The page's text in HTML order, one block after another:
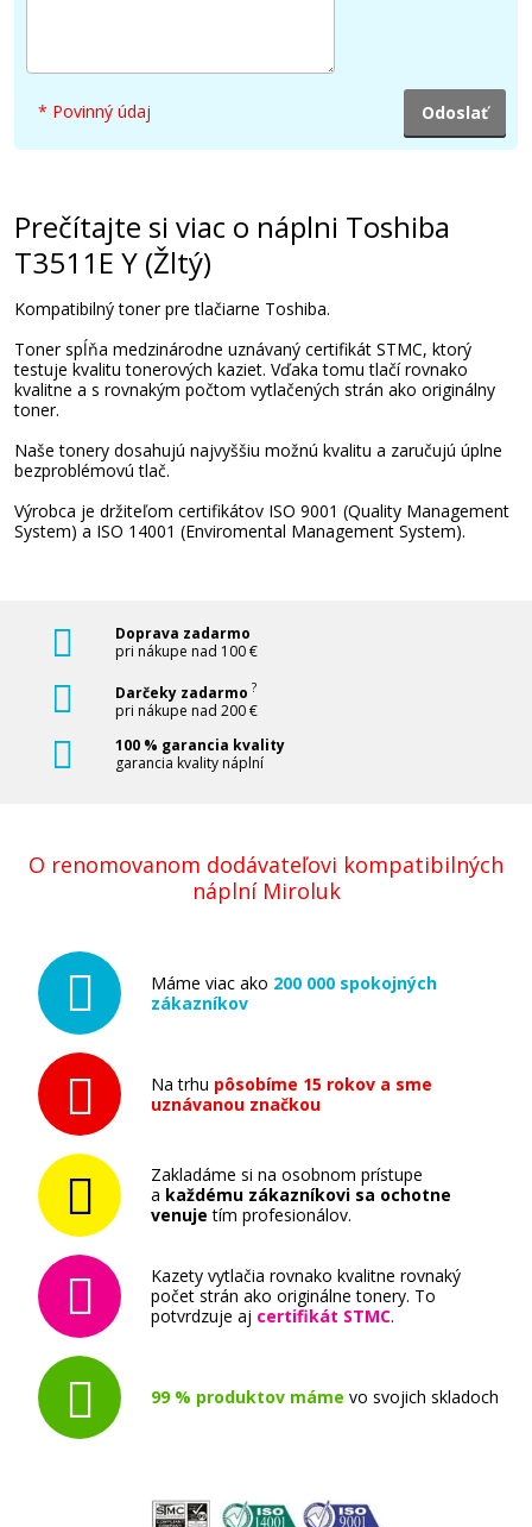
* Povinný údaj
Prečítajte si viac o náplni Toshiba
T3511E Y (Žltý)
Kompatibilný toner pre tlačiarne Toshiba.
Toner spĺňa medzinárodne uznávaný certifikát STMC, ktorý
testuje kvalitu tonerových kaziet. Vďaka tomu tlačí rovnako
kvalitne a s rovnakým počtom vytlačených strán ako originálny
toner.
Naše tonery dosahujú najvyššiu možnú kvalitu a zaručujú úplne
bezproblémovú tlač.
Výrobca je držiteľom certifikátov ISO 9001 (Quality Management
System) a ISO 14001 (Enviromental Management System).
Doprava zadarmo
pri nákupe nad 100 €
Darčeky zadarmo ?
pri nákupe nad 200 €
100 % garancia kvality
garancia kvality náplní
O renomovanom dodávateľovi kompatibilných
náplní Miroluk
Máme viac ako 200 000 spokojných
zákazníkov
Na trhu pôsobíme 15 rokov a sme
uznávanou značkou
Zakladáme si na osobnom prístupe
a každému zákazníkovi sa ochotne
venuje tím profesionálov.
Kazety vytlačia rovnako kvalitne rovnaký
počet strán ako originálne tonery. To
potvrdzuje aj certifikát STMC.
99 % produktov máme vo svojich skladoch